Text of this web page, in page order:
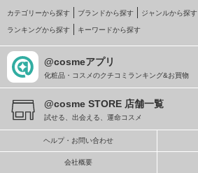
カテゴリーから探す ブランドから探す ジャンルから探す
ランキングから探す キーワードから探す
@cosmeアプリ
化粧品・コスメのクチコミランキング&お買物
@cosme STORE 店舗一覧
試せる、出会える、運命コスメ
ヘルプ・お問い合わせ
会社概要